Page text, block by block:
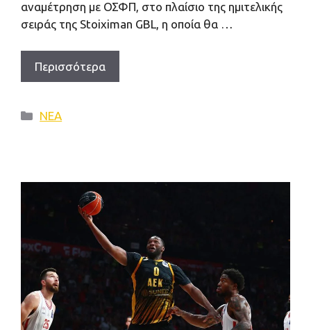
αναμέτρηση με ΟΣΦΠ, στο πλαίσιο της ημιτελικής
σειράς της Stoiximan GBL, η οποία θα …
Περισσότερα
Κατηγορίες
ΝΕΑ